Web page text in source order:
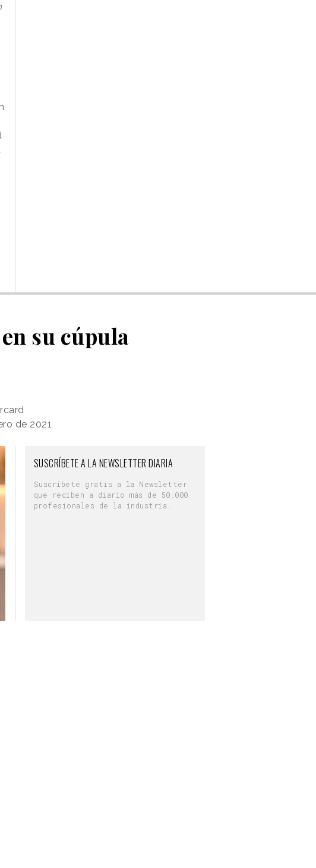
su cúpula
de 2021
SUSCRÍBETE A LA NEWSLETTER DIARIA
Suscríbete gratis a la Newsletter
que reciben a diario más de 50.000
profesionales de la industria.